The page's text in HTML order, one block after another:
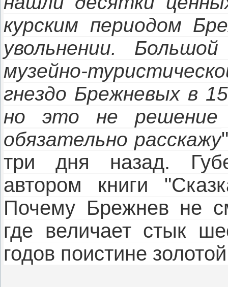
курским периодом
увольнении.
музейно-
гнездо Брежневых в
но это не решение
обязательно расскажу
три дня назад.
автором книги
Почему Брежнев не
где величает стык
годов поистине